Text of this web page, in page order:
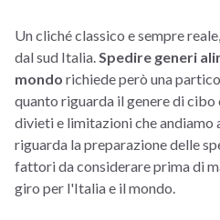
Un cliché classico e sempre
dal sud Italia. Spedire generi
mondo richiede però una
quanto riguarda il genere di cibo
divieti e limitazioni che andiamo
riguarda la preparazione delle
fattori da considerare prima di
giro per l'Italia e il mondo.